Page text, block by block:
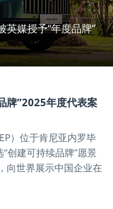
英媒授予“年度品牌”
牌”2025年度代表案
）位于肯尼亚内罗毕
创建可持续品牌”愿景
向世界展示中国企业在